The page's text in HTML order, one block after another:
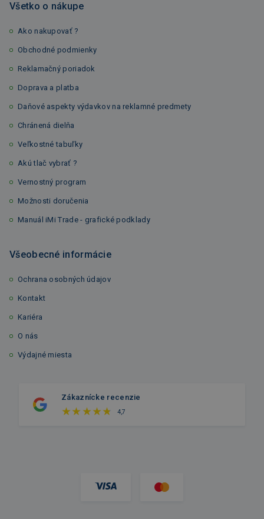
Všetko o nákupe
Ako nakupovať ?
Obchodné podmienky
Reklamačný poriadok
Doprava a platba
Daňové aspekty výdavkov na reklamné predmety
Chránená dielňa
Veľkostné tabuľky
Akú tlač vybrať ?
Vernostný program
Možnosti doručenia
Manuál iMi Trade - grafické podklady
Všeobecné informácie
Ochrana osobných údajov
Kontakt
Kariéra
O nás
Výdajné miesta
Zákaznícke recenzie
4,7